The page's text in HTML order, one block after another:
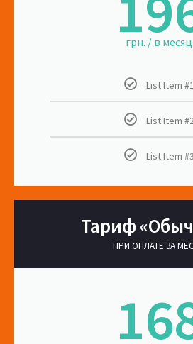
грн. / в месяц
List Item #1
List Item
List Item #3
Тариф
ПРИ ОПЛАТЕ ЗА